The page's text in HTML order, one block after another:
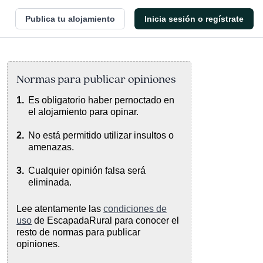
Publica tu alojamiento Inicia sesión o regístrate
Normas para publicar opiniones
Es obligatorio haber pernoctado en
el alojamiento para opinar.
No está permitido utilizar insultos o
amenazas.
Cualquier opinión falsa será
eliminada.
Lee atentamente las condiciones de
uso de EscapadaRural para conocer el
resto de normas para publicar
opiniones.